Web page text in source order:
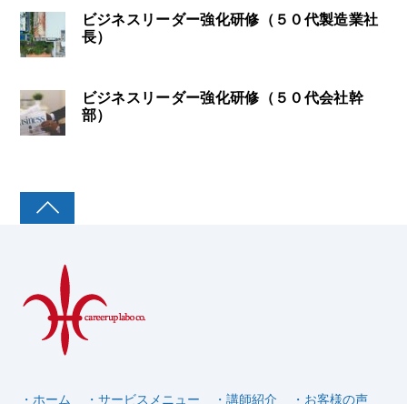
ビジネスリーダー強化研修（５０代製造業社
長）
ビジネスリーダー強化研修（５０代会社幹
部）
・ホーム ・サービスメニュー ・講師紹介 ・お客様の声